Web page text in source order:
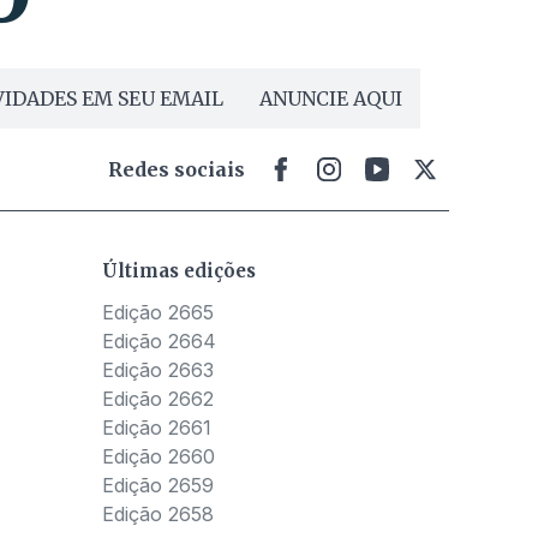
EM SEU EMAIL ANUNCIE AQUI
Redes sociais
Últimas edições
Edição 2665
Edição 2664
Edição 2663
Edição 2662
Edição 2661
Edição 2660
Edição 2659
Edição 2658